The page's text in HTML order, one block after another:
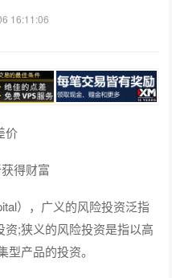
16:11:06
价
得财富
），广义的风险投资泛指
;狭义的风险投资是指以高
产品的投资。